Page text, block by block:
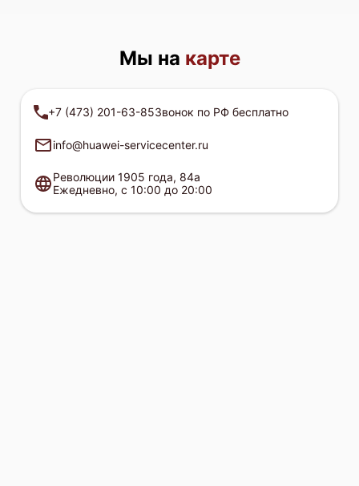
Мы на карте
+7 (473) 201-63-85Звонок по РФ бесплатно
info@huawei-servicecenter.ru
Революции 1905 года, 84а
Ежедневно, с 10:00 до 20:00